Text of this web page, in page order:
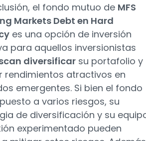
el fondo mutuo de MFS
Markets Debt en Hard
es una opción de inversión
para aquellos inversionistas
diversificar su portafolio y
rendimientos atractivos en
emergentes. Si bien el fondo
a varios riesgos, su
de diversificación y su
experimentado pueden